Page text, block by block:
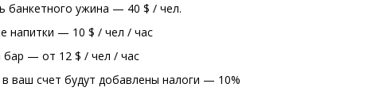
банкетного ужина — 40 $ / чел.
напитки — 10 $ / чел / час
— от 12 $ / чел / час
ваш счет будут добавлены налоги — 10%